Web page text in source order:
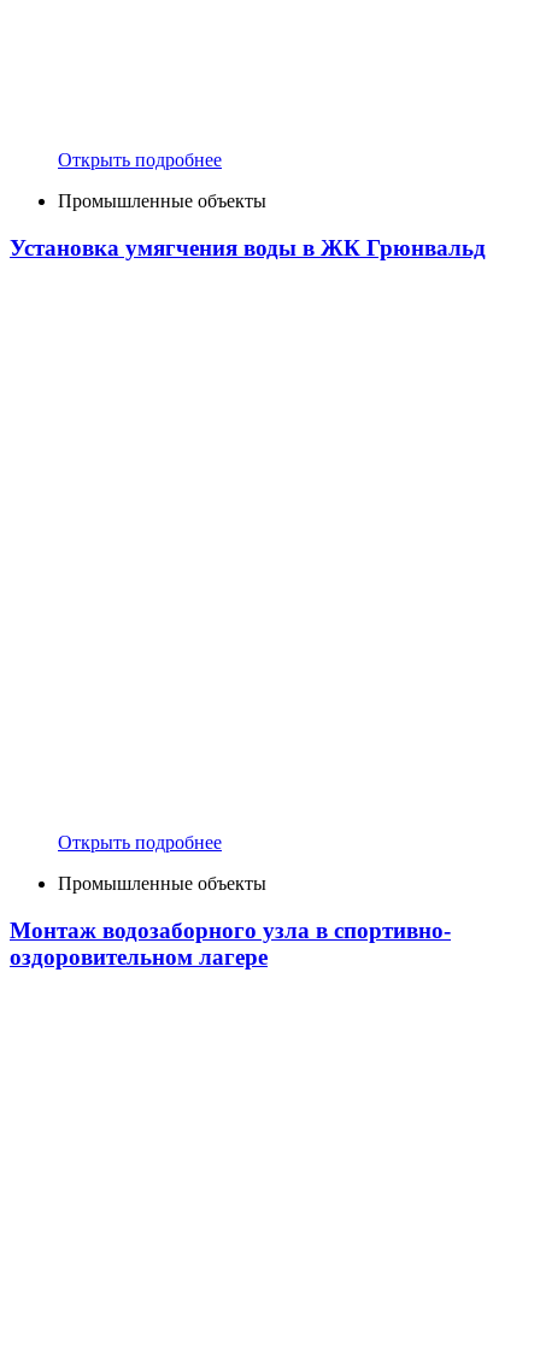
Открыть подробнее
Промышленные объекты
Установка умягчения воды в ЖК Грюнвальд
Открыть подробнее
Промышленные объекты
Монтаж водозаборного узла в спортивно-
оздоровительном лагере